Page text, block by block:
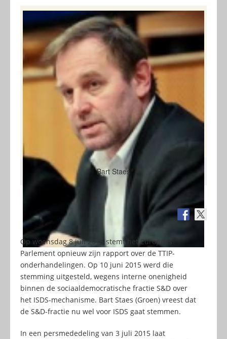
Bart Staes
Op woensdag 8 juli 2015 stemt het Europees
Parlement opnieuw zijn rapport over de TTIP-
onderhandelingen. Op 10 juni 2015 werd die
stemming uitgesteld, wegens interne onenigheid
binnen de sociaaldemocratische fractie S&D over
het ISDS-mechanisme. Bart Staes (Groen) vreest dat
de S&D-fractie nu wel voor ISDS gaat stemmen.
In een persmededeling van 3 juli 2015 laat